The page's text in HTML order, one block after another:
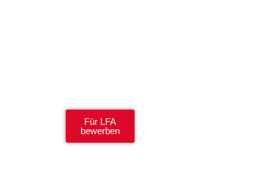
Für LFA
bewerben